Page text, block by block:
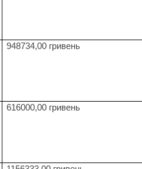
948734,00 гривень
616000,00 гривень